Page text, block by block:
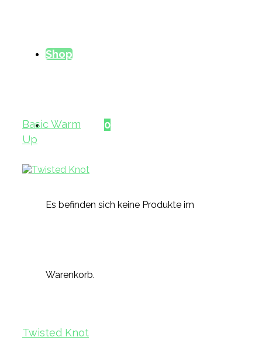
Shop
Warenkorb 0
Es befinden sich keine Produkte im
Warenkorb.
Basic Warm
Up
Twisted Knot